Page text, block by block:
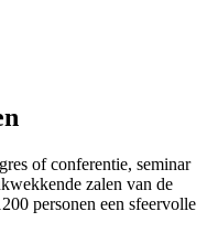
of conferentie, seminar
zalen van de
personen een sfeervolle